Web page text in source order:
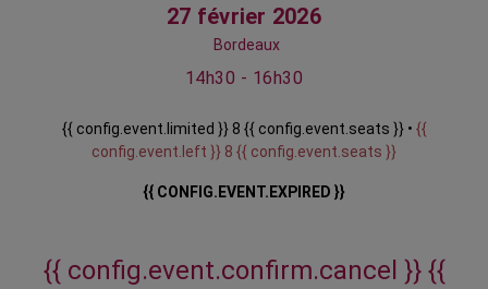
27 février 2026
Bordeaux
14h30 - 16h30
{{ config.event.limited }} 8 {{ config.event.seats }} • {{
config.event.left }} 8 {{ config.event.seats }}
{{ CONFIG.EVENT.EXPIRED }}
{{ config.event.confirm.cancel }} {{